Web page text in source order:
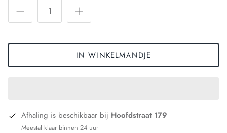
IN WINKELMANDJE
Afhaling is beschikbaar bij Hoofdstraat 179
Meestal klaar binnen 24 uur